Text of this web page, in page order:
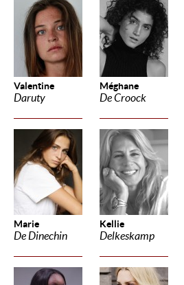
Valentine
Daruty
Méghane
De Croock
Marie
De Dinechin
Kellie
Delkeskamp